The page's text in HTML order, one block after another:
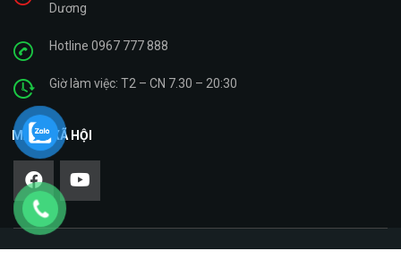
Dương
Hotline 0967 777 888
Giờ làm việc: T2 – CN 7.30 – 20:30
MẠNG XÃ HỘI